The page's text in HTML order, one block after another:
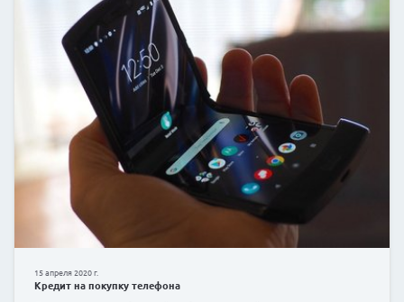
какой кредитор вам больше подходит.